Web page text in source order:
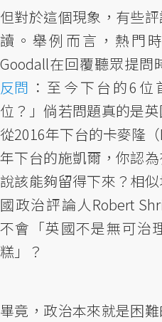
但對於這個現象，有些
讀。舉例而言，熱門
Goodall在回覆聽眾提
反問 ：至今下台的6
位？」倘若問題真的是
從2016年下台的卡麥隆
年下台的施凱爾，你認
說該能夠留得下來？相
國政治評論人Robert
不會「英國不是無可治
糕」？
畢竟，政治本來就是困